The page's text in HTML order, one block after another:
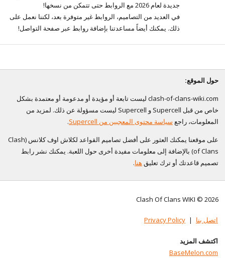
جديدة لعام 2026 مع الروابط حتى تتمكن من نسخها!
في العديد من التصاميم، الروابط غير متوفرة بعد، لكننا نعمل على
ذلك. يمكنك أيضاً مساعدتنا بإضافة روابط عبر صفحة التواصل!
حول الموقع:
clash-of-clans-wiki.com ليست تابعة أو مؤيدة أو مدعومة أو معتمدة بشكل
خاص من قبل Supercell و Supercell ليست مسؤولة عن ذلك. لمزيد من
المعلومات، راجع سياسة محتوى المعجبين من Supercell
.
على موقعنا يمكنك العثور على أفضل تصاميم القواعد لكلاش اوف كلانس (Clash
of Clans) بالإضافة إلى معلومات مفيدة أخرى حول اللعبة. يمكنك نشر رابط
تصميم قاعدتك أو ترك تعليق هنا.
Clash Of Clans WIKI © 2026
اتصل بنا |
Privacy Policy
اكتشف المزيد
BaseMelon.com